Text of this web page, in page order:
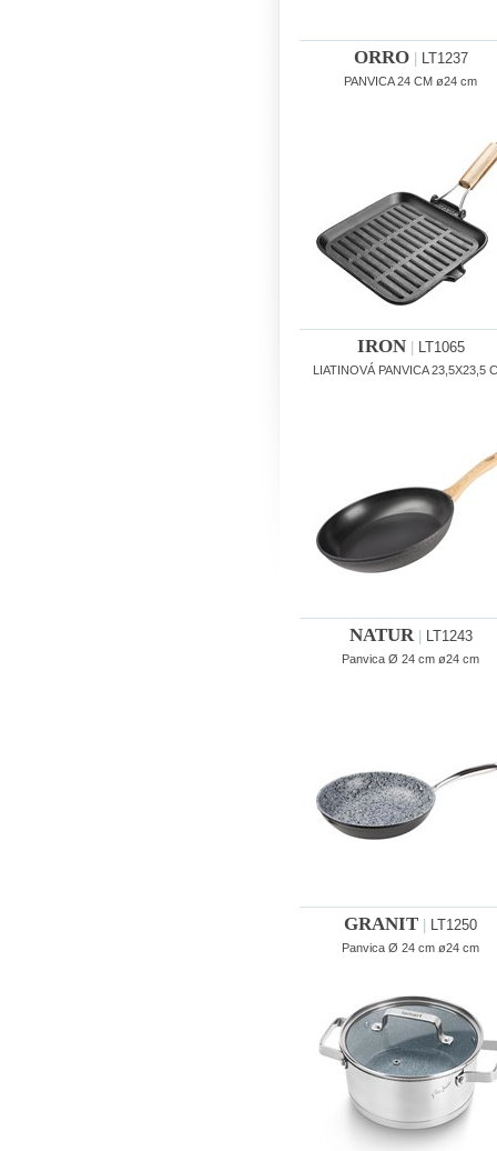
ORRO| LT1237
PANVICA 24 CM ø24 cm
IRON LT1065
LIATINOVÁ PANVICA 23,5X23,5
NATUR| LT1243
Panvica Ø 24 cm ø24 cm
GRANIT LT1250
Panvica Ø 24 cm ø24 cm